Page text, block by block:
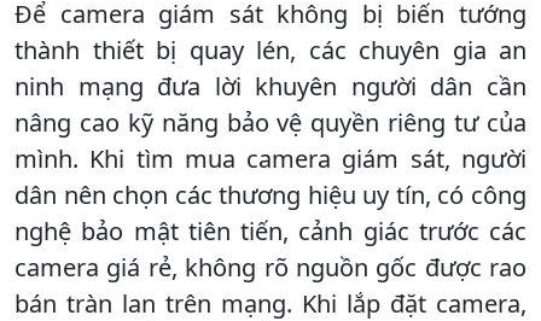
Để camera giám sát không bị biến tướng
thành thiết bị quay lén, các chuyên gia an
ninh mạng đưa lời khuyên người dân cần
nâng cao kỹ năng bảo vệ quyền riêng tư của
mình. Khi tìm mua camera giám sát, người
dân nên chọn các thương hiệu uy tín, có công
nghệ bảo mật tiên tiến, cảnh giác trước các
camera giá rẻ, không rõ nguồn gốc được rao
bán tràn lan trên mạng. Khi lắp đặt camera,